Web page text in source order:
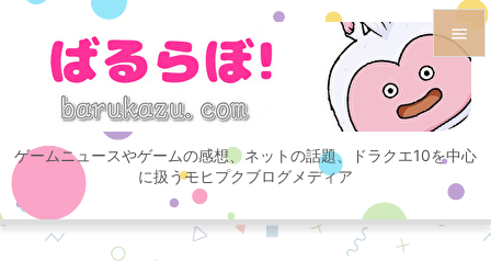
ゲームニュースやゲームの感想、ネットの話題、ドラクエ10を中心
に扱うモヒプクブログメディア

メニュ

サイド
